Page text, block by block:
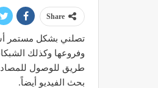
Share
تصلني بشكل مستمر
وفروعها وكذلك
طريق للوصول
بحث الفيديو أيضاً.